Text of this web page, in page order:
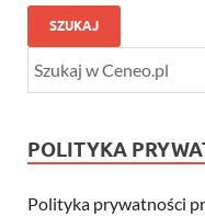
SZUKAJ
POLITYKA
Polityka prywatności